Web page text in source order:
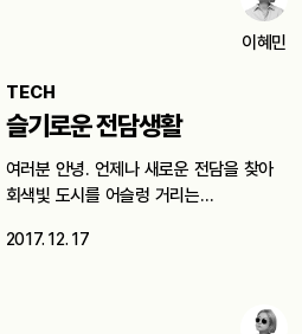
이혜민
TECH
슬기로운 전담생활
여러분 안녕. 언제나 새로운 전담을 찾아
회색빛 도시를 어슬렁 거리는…
2017. 12. 17